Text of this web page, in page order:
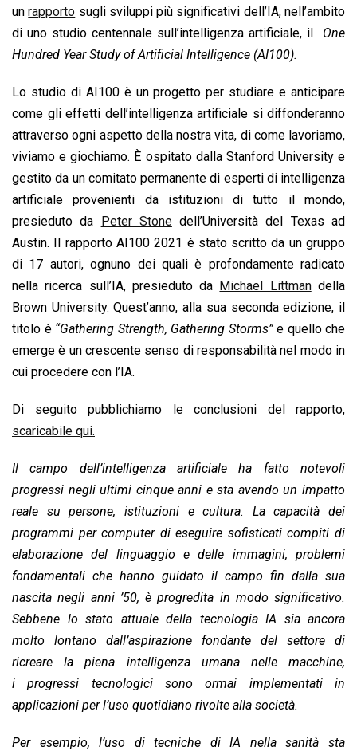
o
k
p
p
I
n
s
n
k
unrapporto sugli sviluppi più significativi dell’IA, nell’ambito
di uno studio centennale sull’intelligenza artificiale, il One
Hundred Year Study of Artificial Intelligence (AI100).
Lo studio di AI100 è un progetto per studiare e anticipare
come gli effetti dell’intelligenza artificiale si diffonderanno
attraverso ogni aspetto della nostra vita, di come lavoriamo,
viviamo e giochiamo. È ospitato dalla Stanford University e
gestito da un comitato permanente di esperti di intelligenza
artificiale provenienti da istituzioni di tutto il mondo,
presieduto da Peter Stonedell’Università del Texas ad
Austin. Il rapporto AI100 2021 è stato scritto da un gruppo
di 17 autori, ognuno dei quali è profondamente radicato
nella ricerca sull’IA, presieduto da Michael Littmandella
Brown University. Quest’anno, alla sua seconda edizione, il
titolo è “Gathering Strength, Gathering Storms”e quello che
emerge è un crescente senso di responsabilità nel modo in
cui procedere con l’IA.
Di seguito pubblichiamo le conclusioni del rapporto,
scaricabile qui.
Il campo dell’intelligenza artificiale ha fatto notevoli
progressi negli ultimi cinque anni e sta avendo un impatto
reale su persone, istituzioni e cultura. La capacità dei
programmi per computer di eseguire sofisticati compiti di
elaborazione del linguaggio e delle immagini, problemi
fondamentali che hanno guidato il campo fin dalla sua
nascita negli anni ’50, è progredita in modo significativo.
Sebbene lo stato attuale della tecnologia IA sia ancora
molto lontano dall’aspirazione fondante del settore di
ricreare la piena intelligenza umana nelle macchine,
i progressi tecnologici sono ormai implementati in
applicazioni per l’uso quotidiano rivolte alla società.
Per esempio, l’uso di tecniche di IA nella sanità sta